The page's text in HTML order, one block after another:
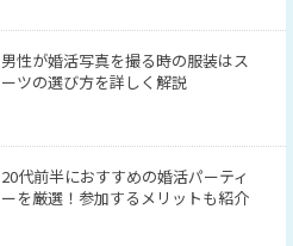
男性が婚活写真を撮る時の服装はス
ーツの選び方を詳しく解説
20代前半におすすめの婚活パーティ
ーを厳選！参加するメリットも紹介